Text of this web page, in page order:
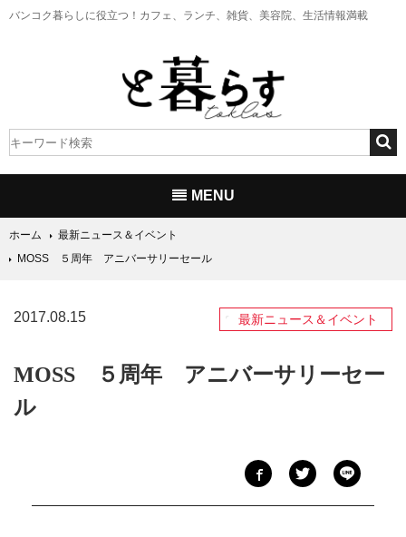
バンコク暮らしに役立つ！ カフェ、ランチ、雑貨、美容院、生活情報満載
MENU
ホーム
最新ニュース＆イベント
MOSS ５周年 アニバーサリーセール
2017.08.15 最新ニュース＆イベント
MOSS ５周年 アニバーサリーセー
ル